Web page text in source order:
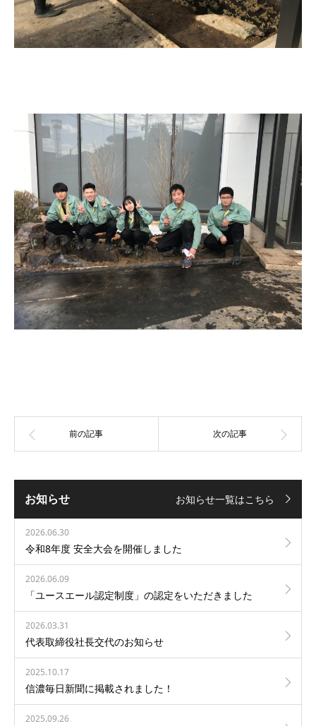
お知らせ お知らせ一覧はこちら
2026.06.30
令和8年度 安全大会を開催しました
2026.06.09
「ユースエール認定制度」の認定をいただきました
2026.03.31
代表取締役社長交代のお知らせ
2025.10.17
信濃毎日新聞に掲載されました！
2025.09.26